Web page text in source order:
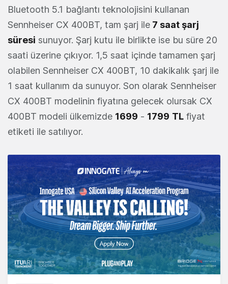
Bluetooth 5.1 bağlantı teknolojisini kullanan
Sennheiser CX 400BT, tam şarj ile 7 saat şarj
süresi sunuyor. Şarj kutu ile birlikte ise bu süre 20
saati üzerine çıkıyor. 1,5 saat içinde tamamen şarj
olabilen Sennheiser CX 400BT, 10 dakikalık şarj ile
1 saat kullanım da sunuyor. Son olarak Sennheiser
CX 400BT modelinin fiyatına gelecek olursak CX
400BT modeli ülkemizde 1699 - 1799 TL fiyat
etiketi ile satılıyor.